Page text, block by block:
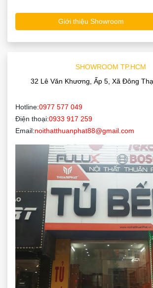
Giới thiệu Showroom
SHOWROOM TP.HCM
32 Lê Văn Khương, Ấp 5, Xã Đông
Hotline:0977 577 049
Điện thoại:0933 917 259
Email:noithatthuanphat88@gmail.com